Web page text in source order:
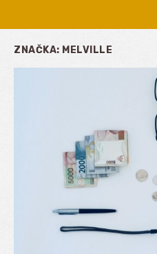
ZNAČKA: MELVILLE